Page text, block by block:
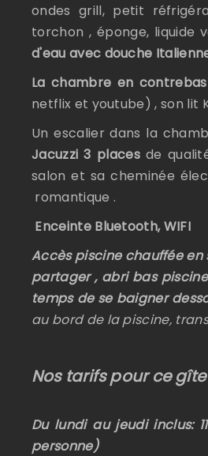
ondes grill, petit
torchon , éponge, liquide
d'eau avec douche
La chambre en contrebas
netflix et youtube) , son lit
Un escalier dans la
Jacuzzi 3 placesde
salon et sa cheminée
romantique .
Enceinte Bluetooth, WIFI
Accès piscine chauffée
partager , abri bas
temps de se baigner
au bord de la piscine,
Nos tarifs pour ce
Du lundi au jeudi inclus:
personne)